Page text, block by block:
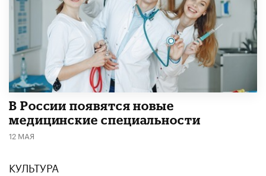
В России появятся новые
медицинские специальности
12 МАЯ
КУЛЬТУРА